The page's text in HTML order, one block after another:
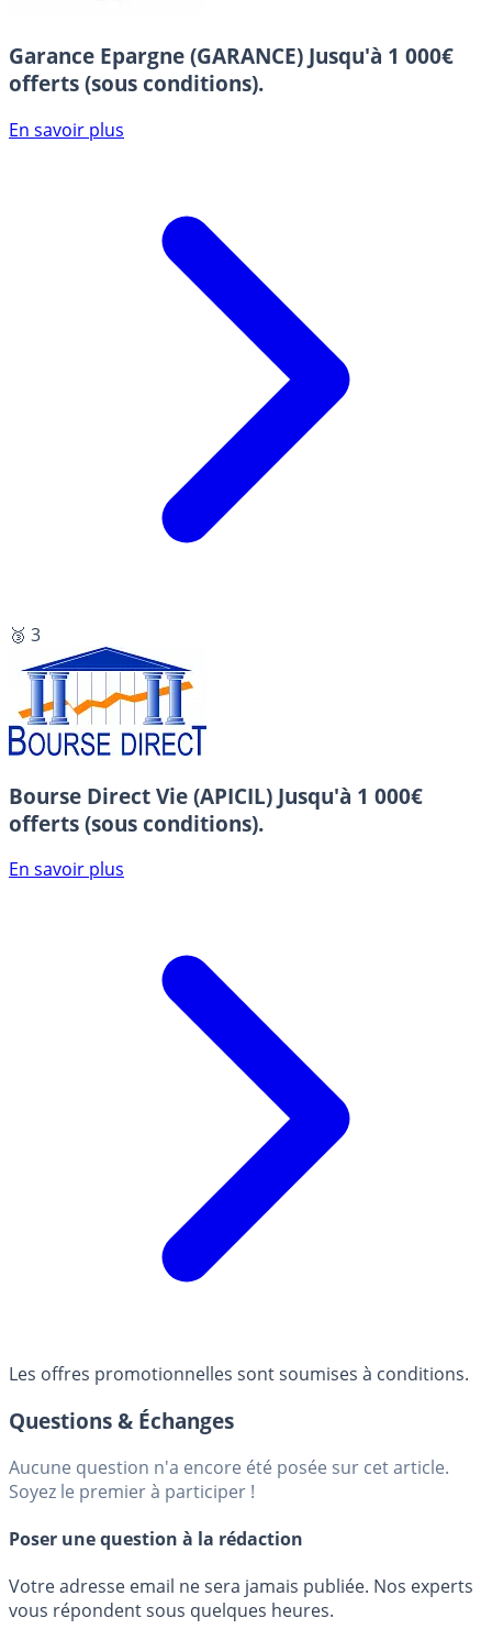
Garance Epargne (GARANCE) Jusqu'à 1 000€
offerts (sous conditions).
En savoir plus
🥉 3
Bourse Direct Vie (APICIL) Jusqu'à 1 000€
offerts (sous conditions).
En savoir plus
Les offres promotionnelles sont soumises à conditions.
Questions & Échanges
Aucune question n'a encore été posée sur cet article.
Soyez le premier à participer !
Poser une question à la rédaction
Votre adresse email ne sera jamais publiée. Nos experts
vous répondent sous quelques heures.